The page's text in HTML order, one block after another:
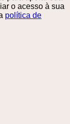
o acesso à sua
política de